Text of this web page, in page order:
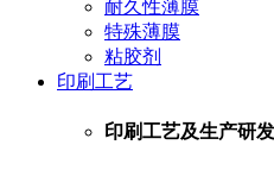
耐久性薄膜
特殊薄膜
粘胶剂
印刷工艺
印刷工艺及生产研发